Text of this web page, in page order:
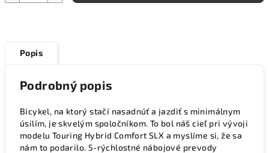
Popis
Podrobný popis
Bicykel, na ktorý stačí nasadnúť a jazdiť s minimálnym
úsilím, je skvelým spoločníkom. To bol náš cieľ pri vývoji
modelu Touring Hybrid Comfort SLX a myslíme si, že sa
nám to podarilo. 5-rýchlostné nábojové prevody